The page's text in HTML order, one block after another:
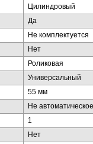
Цилиндровый
Да
Не комплектуется
Нет
Роликовая
Универсальный
55 мм
Не автоматическое
1
Нет